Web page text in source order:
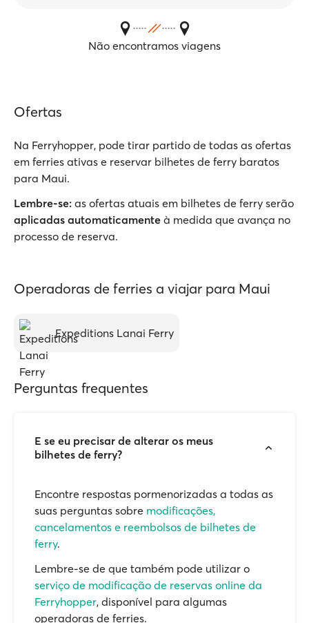
Não encontramos viagens
Ofertas
Na Ferryhopper, pode tirar partido de todas as ofertas
em ferries ativas e reservar bilhetes de ferry baratos
para Maui.
Lembre-se: as ofertas atuais em bilhetes de ferry serão
aplicadas automaticamente à medida que avança no
processo de reserva.
Operadoras de ferries a viajar para Maui
Expeditions Lanai Ferry
Perguntas frequentes
E se eu precisar de alterar os meus
bilhetes de ferry?
Encontre respostas pormenorizadas a todas as
suas perguntas sobre modificações,
cancelamentos e reembolsos de bilhetes de
ferry.
Lembre-se de que também pode utilizar o
serviço de modificação de reservas online da
Ferryhopper, disponível para algumas
operadoras de ferries.